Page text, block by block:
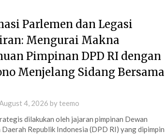
Parlemen dan Legasi
Mengurai Makna
Pimpinan DPD RI dengan
Menjelang Sidang Bersama
4, 2026 byteemo
dilakukan oleh jajaran pimpinan Dewan
Republik Indonesia (DPD RI) yang dipimpin